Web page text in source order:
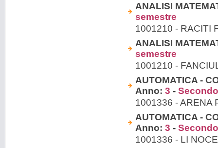
ANALISI
semestre
1001210 - RACITI
ANALISI
semestre
1001210 -
AUTOMATICA -
Anno: 3 -
1001336 - ARENA
AUTOMATICA -
Anno: 3 -
1001336 - LI